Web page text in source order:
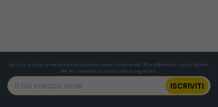
Iscriviti e ricevi direttamente via email codici sconto del 3% e offerte esclusive. Sconto
del 4% riservato ai nuovi utenti registrati.